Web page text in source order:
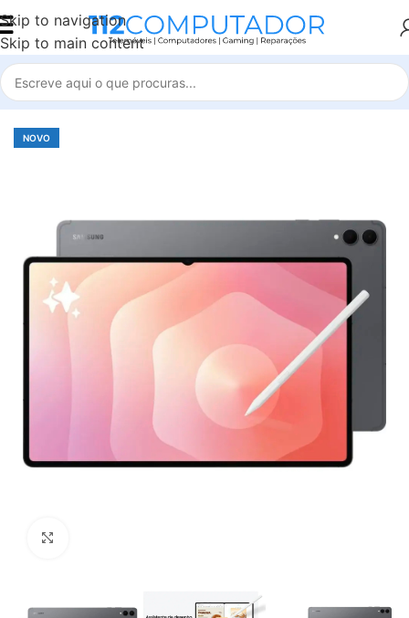
Skip to navigation
Skip to main content
Início Tablets Tablets Novos
NOVO